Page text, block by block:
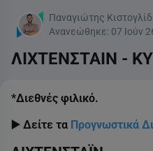
Παναγιώτης
Ανανεώθηκε: 07 Ιούν
ΛΙΧΤΕΝΣΤΑΙΝ -
*Διεθνές φιλικό.
▶️ Δείτε τα Προγνωστικά